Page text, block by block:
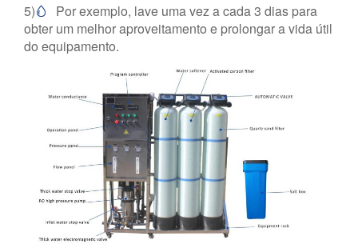
5)
Por exemplo, lave uma vez a cada 3 dias para
obter um melhor aproveitamento e prolongar a vida útil
do equipamento.